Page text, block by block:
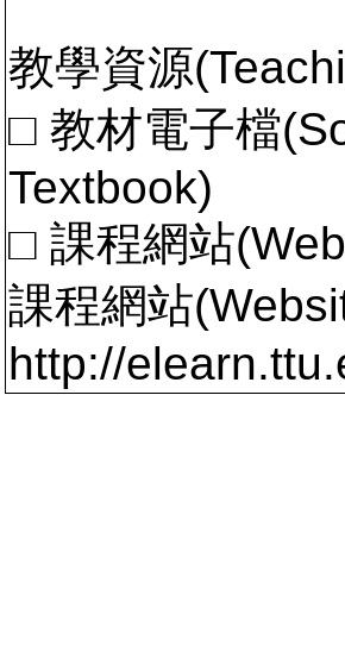
教學資源
□ 教材電子檔
Textbook)
□ 課程網站
課程網站
http://